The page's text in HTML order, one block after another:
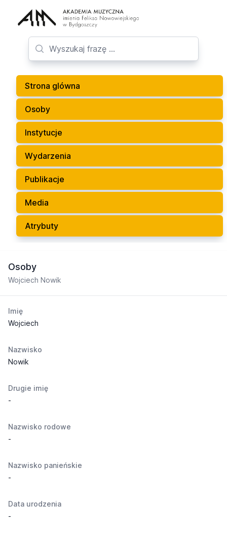
Strona glówna
Osoby
Instytucje
Wydarzenia
Publikacje
Media
Atrybuty
Osoby
Wojciech Nowik
Imię
Wojciech
Nazwisko
Nowik
Drugie imię
-
Nazwisko rodowe
-
Nazwisko panieńskie
-
Data urodzenia
-